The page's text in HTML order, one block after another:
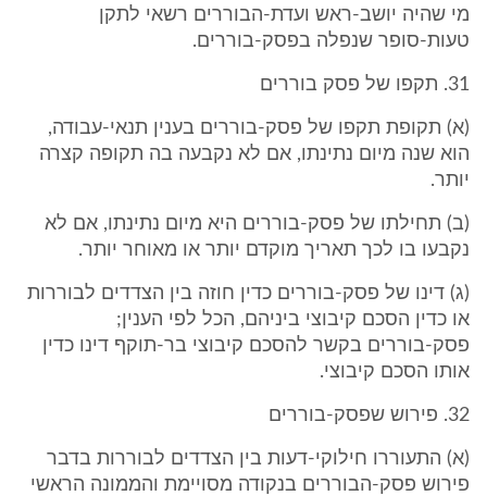
מי שהיה יושב-ראש ועדת-הבוררים רשאי לתקן
טעות-סופר שנפלה בפסק-בוררים.
31. תקפו של פסק בוררים
(א) תקופת תקפו של פסק-בוררים בענין תנאי-עבודה,
הוא שנה מיום נתינתו, אם לא נקבעה בה תקופה קצרה
יותר.
(ב) תחילתו של פסק-בוררים היא מיום נתינתו, אם לא
נקבעו בו לכך תאריך מוקדם יותר או מאוחר יותר.
(ג) דינו של פסק-בוררים כדין חוזה בין הצדדים לבוררות
או כדין הסכם קיבוצי ביניהם, הכל לפי הענין;
פסק-בוררים בקשר להסכם קיבוצי בר-תוקף דינו כדין
אותו הסכם קיבוצי.
32. פירוש שפסק-בוררים
(א) התעוררו חילוקי-דעות בין הצדדים לבוררות בדבר
פירוש פסק-הבוררים בנקודה מסויימת והממונה הראשי